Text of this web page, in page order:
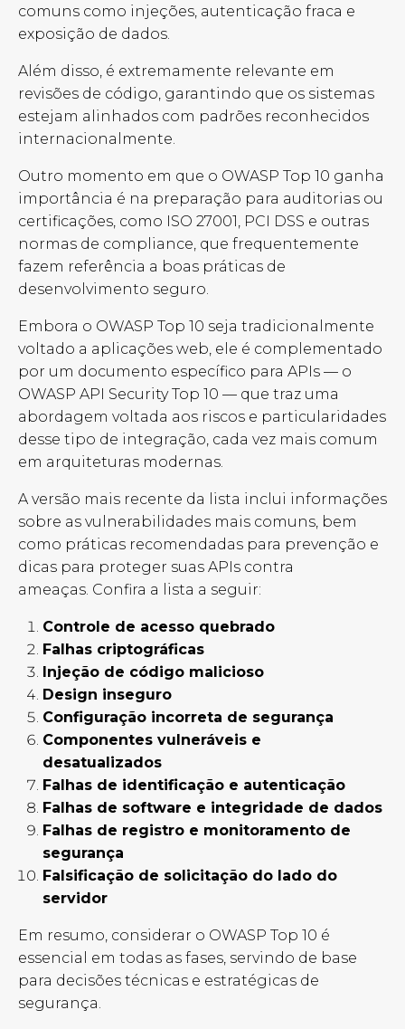
comuns como injeções, autenticação fraca e
exposição de dados.
Além disso, é extremamente relevante em
revisões de código, garantindo que os sistemas
estejam alinhados com padrões reconhecidos
internacionalmente.
Outro momento em que o OWASP Top 10 ganha
importância é na preparação para auditorias ou
certificações, como ISO 27001, PCI DSS e outras
normas de compliance, que frequentemente
fazem referência a boas práticas de
desenvolvimento seguro.
Embora o OWASP Top 10 seja tradicionalmente
voltado a aplicações web, ele é complementado
por um documento específico para APIs — o
OWASP API Security Top 10 — que traz uma
abordagem voltada aos riscos e particularidades
desse tipo de integração, cada vez mais comum
em arquiteturas modernas.
A versão mais recente da lista inclui informações
sobre as vulnerabilidades mais comuns, bem
como práticas recomendadas para prevenção e
dicas para proteger suas APIs contra
ameaças. Confira a lista a seguir:
Controle de acesso quebrado
Falhas criptográficas
Injeção de código malicioso
Design inseguro
Configuração incorreta de segurança
Componentes vulneráveis e
desatualizados
Falhas de identificação e autenticação
Falhas de software e integridade de dados
Falhas de registro e monitoramento de
segurança
Falsificação de solicitação do lado do
servidor
Em resumo, considerar o OWASP Top 10 é
essencial em todas as fases, servindo de base
para decisões técnicas e estratégicas de
segurança.